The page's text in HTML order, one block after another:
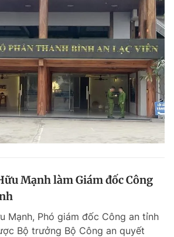
Mạnh làm Giám đốc Công
Mạnh, Phó giám đốc Công an tỉnh
Bộ trưởng Bộ Công an quyết